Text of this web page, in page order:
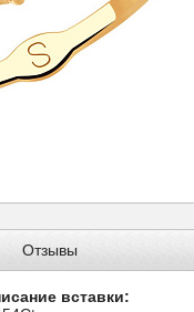
Отзывы
вставки: